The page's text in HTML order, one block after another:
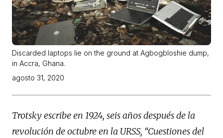
Discarded laptops lie on the ground at Agbogbloshie dump,
in Accra, Ghana.
agosto 31, 2020
Trotsky escribe en 1924, seis años después de la
revolución de octubre en la URSS, “Cuestiones del